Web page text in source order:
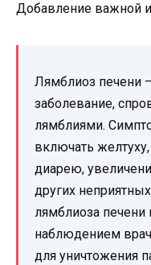
Добавление важной
Лямблиоз печени
заболевание,
лямблиями.
включать
диарею,
других
лямблиоза печени
наблюдением
для уничтожения